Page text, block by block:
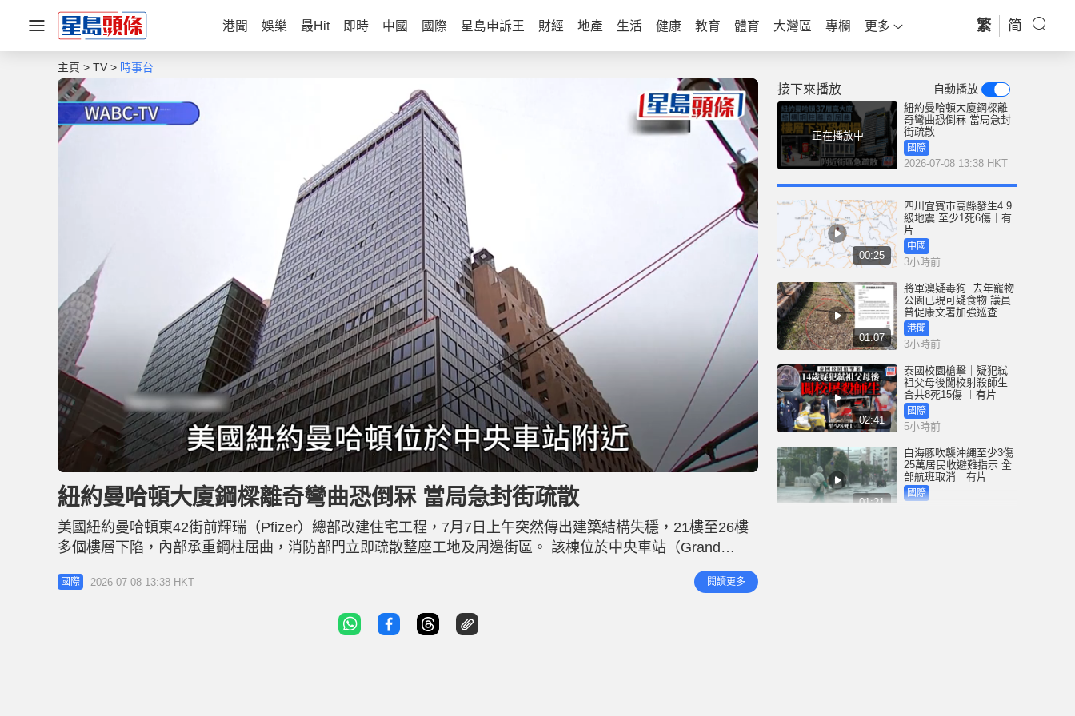
港聞 娛樂 最Hit 即時 中國 國際 星島申訴王 財經 地產 生活 健康 教育 體育 大灣區 專欄 更多 繁 简
主頁 TV 時事台
n
u
t
e
L
o
d
e
d
2
4
.
5
9
紐約曼哈頓大廈鋼樑離奇彎曲恐倒冧 當局急封街疏散
美國紐約曼哈頓東42街前輝瑞（Pfizer）總部改建住宅工程，7月7日上午突然傳出建築結構失穩，21樓至26樓
多個樓層下陷，內部承重鋼柱屈曲，消防部門立即疏散整座工地及周邊街區。 該棟位於中央車站（Grand
Central Terminal）附近的37層樓高建築，過去曾是製藥大廠輝瑞全球總部，目前正準備改建成擁有1500戶的頂
級出租公寓，且擁有合法的施工許可。 輝瑞舊總部改建住宅 紐約市消防局指
國際 2026-07-08 13:38 HKT 閱讀更多
接下來播放 自動播放
正在播放中
紐約曼哈頓大廈鋼樑離
奇彎曲恐倒冧 當局急封
街疏散
國際
2026-07-08 13:38 HKT
00:25
四川宜賓市高縣發生4.9
級地震 至少1死6傷｜有
片
中國
3小時前
01:07
將軍澳疑毒狗│去年寵物
公園已現可疑食物 議員
曾促康文署加強巡查
港聞
3小時前
02:41
泰國校園槍擊｜疑犯弒
祖父母後闖校射殺師生
合共8死15傷 ︱有片
國際
5小時前
01:21
白海豚吹襲沖繩至少3傷
25萬居民收避難指示 全
部航班取消｜有片
國際